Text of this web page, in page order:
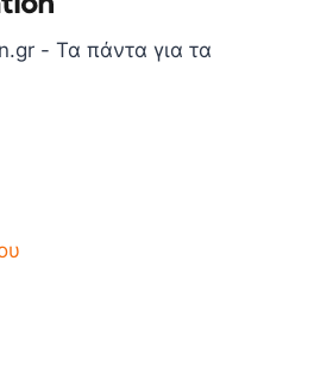
- Τα πάντα για τα